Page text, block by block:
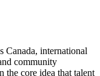
Canada, international
community
the core idea that talent